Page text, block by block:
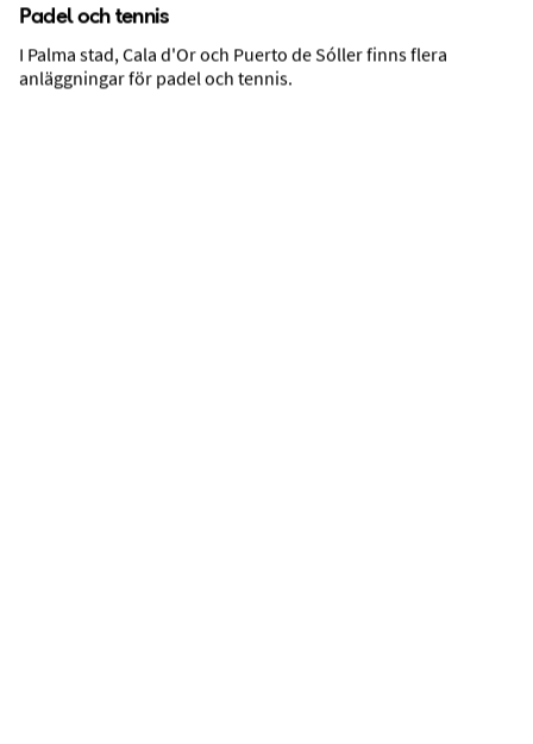
Padel och tennis
I Palma stad, Cala d'Or och Puerto de Sóller finns flera
anläggningar för padel och tennis.